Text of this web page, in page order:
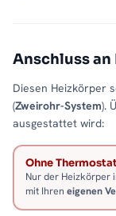
Anschluss an
Diesen Heizkörper
(Zweirohr-System).
ausgestattet wird:
Ohne
Nur der Heizkörper
mit Ihren eigenen